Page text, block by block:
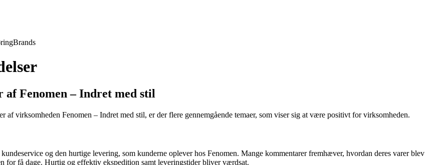
Brands
af Fenomen – Indret med stil
virksomheden Fenomen – Indret med stil, er der flere gennemgående temaer, som viser sig at være positivt for virksomheden.
og den hurtige levering, som kunderne oplever hos Fenomen. Mange kommentarer fremhæver, hvordan deres varer blev
for få dage. Hurtig og effektiv ekspedition samt leveringstider bliver værdsat.